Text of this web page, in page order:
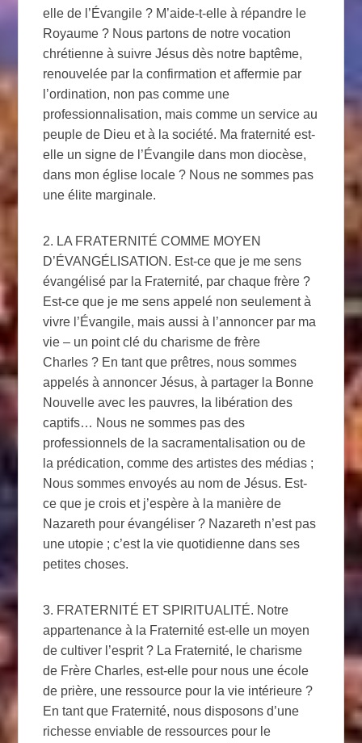
elle de l’Évangile ? M’aide-t-elle à répandre le
Royaume ? Nous partons de notre vocation
chrétienne à suivre Jésus dès notre baptême,
renouvelée par la confirmation et affermie par
l’ordination, non pas comme une
professionnalisation, mais comme un service au
peuple de Dieu et à la société. Ma fraternité est-
elle un signe de l’Évangile dans mon diocèse,
dans mon église locale ? Nous ne sommes pas
une élite marginale.
2. LA FRATERNITÉ COMME MOYEN
D’ÉVANGÉLISATION. Est-ce que je me sens
évangélisé par la Fraternité, par chaque frère ?
Est-ce que je me sens appelé non seulement à
vivre l’Évangile, mais aussi à l’annoncer par ma
vie – un point clé du charisme de frère
Charles ? En tant que prêtres, nous sommes
appelés à annoncer Jésus, à partager la Bonne
Nouvelle avec les pauvres, la libération des
captifs… Nous ne sommes pas des
professionnels de la sacramentalisation ou de
la prédication, comme des artistes des médias ;
Nous sommes envoyés au nom de Jésus. Est-
ce que je crois et j’espère à la manière de
Nazareth pour évangéliser ? Nazareth n’est pas
une utopie ; c’est la vie quotidienne dans ses
petites choses.
3. FRATERNITÉ ET SPIRITUALITÉ. Notre
appartenance à la Fraternité est-elle un moyen
de cultiver l’esprit ? La Fraternité, le charisme
de Frère Charles, est-elle pour nous une école
de prière, une ressource pour la vie intérieure ?
En tant que Fraternité, nous disposons d’une
richesse enviable de ressources pour le